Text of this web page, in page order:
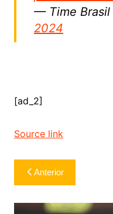
— Time Brasil
2024
[ad_2]
Source link
Navegação
de
Post
Anterior